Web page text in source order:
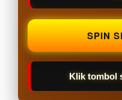
SPIN
Klik tombol